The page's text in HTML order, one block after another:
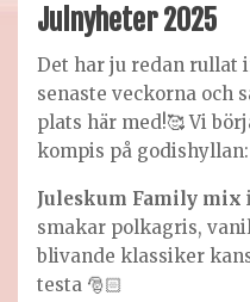
Julnyheter 2025
Det har ju redan rullat
senaste veckorna och
plats här med!🥰 Vi
kompis på godishyllan:
Juleskum Family mix
smakar polkagris,
blivande klassiker
testa 🎅🏻